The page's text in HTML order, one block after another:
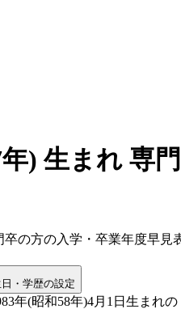
) 生まれ 専門
卒の方の入学・卒業年度早見
・学歴の設定
年(昭和58年)4月1日生まれの